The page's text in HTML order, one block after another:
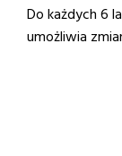
Do każdych 6
umożliwia